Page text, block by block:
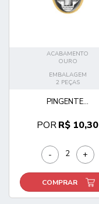
ACABAMENTO
OURO
EMBALAGEM
2 PEÇAS
PINGENTE...
PORR$ 10,30
- +
COMPRAR